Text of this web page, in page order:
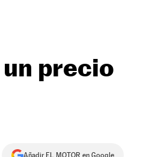
precio
Añadir EL MOTOR en Google